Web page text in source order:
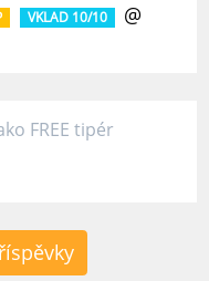
VKLAD 10/10
@
FREE tipér